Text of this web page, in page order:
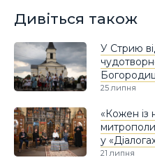
Дивіться також
У Стрию
25 липня
«Кожен із
у
21 липня